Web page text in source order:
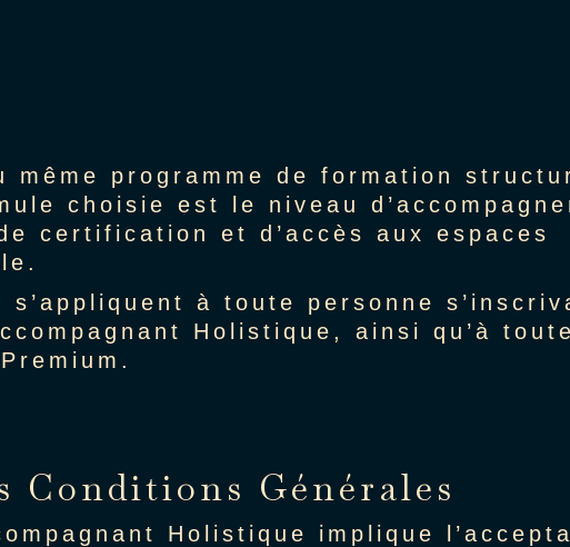
programme de formation
choisie est le niveau
certification et d’accès aux espaces
à toute personne
Holistique, ainsi qu’à
Conditions Générales
Holistique implique